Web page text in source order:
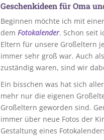
Geschenkideen für Oma
Beginnen möchte ich mit
dem Fotokalender. Schon seit
Eltern für unsere Großeltern
immer sehr groß war. Auch
zuständig waren, sind wir
Ein bisschen was hat sich
mehr nur die eigenen
Großeltern geworden sind.
immer über neue Fotos der
Gestaltung eines